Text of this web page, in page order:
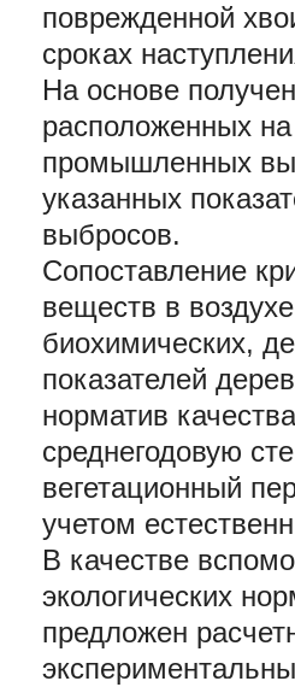
поврежденной
сроках
На основе
расположенных
промышленных
указанных
выбросов.
Сопоставление
веществ в
биохимических,
показателей
норматив
среднегодовую
вегетационный
учетом
В качестве
экологических
предложен